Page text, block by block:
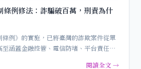
條例修法：詐騙破百萬，刑責為什
條例》的實施，已將臺灣的詐欺案件從單
涵蓋金融控管、電信防堵、平台責任與
閱讀全文 →